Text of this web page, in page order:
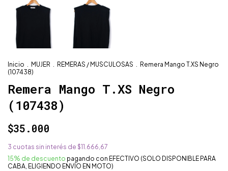
Inicio . MUJER . REMERAS / MUSCULOSAS . Remera Mango T.XS Negro
(107438)
Remera Mango T.XS Negro
(107438)
$35.000
3 cuotas sin interés de $11.666,67
15% de descuento pagando con EFECTIVO (SOLO DISPONIBLE PARA
CABA, ELIGIENDO ENVÍO EN MOTO)